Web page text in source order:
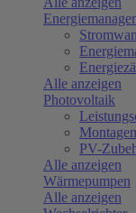
Alle anzeigen
Photovoltaik
PV-
Alle anzeigen
Wärmepumpen
Alle anzeigen